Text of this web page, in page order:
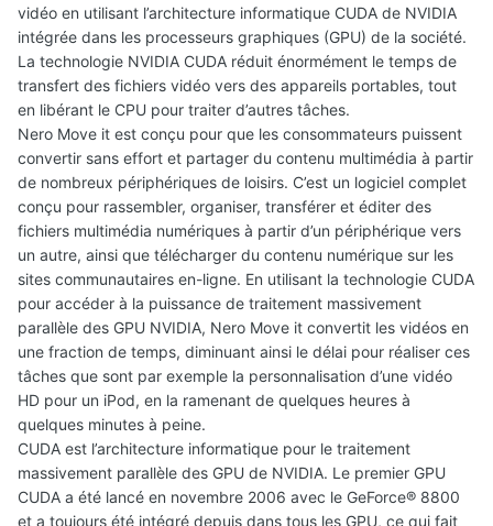
vidéo en utilisant l’architecture informatique CUDA de NVIDIA
intégrée dans les processeurs graphiques (GPU) de la société.
La technologie NVIDIA CUDA réduit énormément le temps de
transfert des fichiers vidéo vers des appareils portables, tout
en libérant le CPU pour traiter d’autres tâches.
Nero Move it est conçu pour que les consommateurs puissent
convertir sans effort et partager du contenu multimédia à partir
de nombreux périphériques de loisirs. C’est un logiciel complet
conçu pour rassembler, organiser, transférer et éditer des
fichiers multimédia numériques à partir d’un périphérique vers
un autre, ainsi que télécharger du contenu numérique sur les
sites communautaires en-ligne. En utilisant la technologie CUDA
pour accéder à la puissance de traitement massivement
parallèle des GPU NVIDIA, Nero Move it convertit les vidéos en
une fraction de temps, diminuant ainsi le délai pour réaliser ces
tâches que sont par exemple la personnalisation d’une vidéo
HD pour un iPod, en la ramenant de quelques heures à
quelques minutes à peine.
CUDA est l’architecture informatique pour le traitement
massivement parallèle des GPU de NVIDIA. Le premier GPU
CUDA a été lancé en novembre 2006 avec le GeForce® 8800
et a toujours été intégré depuis dans tous les GPU, ce qui fait